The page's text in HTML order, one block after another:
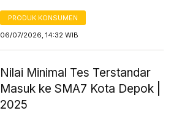
PRODUK KONSUMEN
06/07/2026, 14:32 WIB
Nilai Minimal Tes Terstandar
Masuk ke SMA7 Kota Depok |
2025